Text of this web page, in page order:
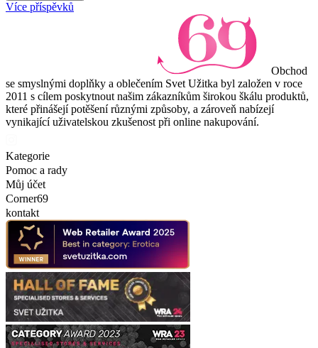
Více příspěvků
Obchod
se smyslnými doplňky a oblečením Svet Užitka byl založen v roce
2011 s cílem poskytnout našim zákazníkům širokou škálu produktů,
které přinášejí potěšení různými způsoby, a zároveň nabízejí
vynikající uživatelskou zkušenost při online nakupování.
Kategorie
Pomoc a rady
Můj účet
Corner69
kontakt